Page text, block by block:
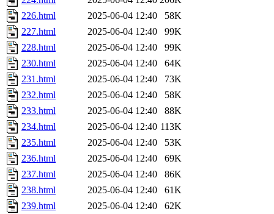
226.html
2025-06-04 12:40
58K
227.html
2025-06-04 12:40
99K
228.html
2025-06-04 12:40
99K
230.html
2025-06-04 12:40
64K
231.html
2025-06-04 12:40
73K
232.html
2025-06-04 12:40
58K
233.html
2025-06-04 12:40
88K
234.html
2025-06-04 12:40 113K
235.html
2025-06-04 12:40
53K
236.html
2025-06-04 12:40
69K
237.html
2025-06-04 12:40
86K
238.html
2025-06-04 12:40
61K
239.html
2025-06-04 12:40
62K